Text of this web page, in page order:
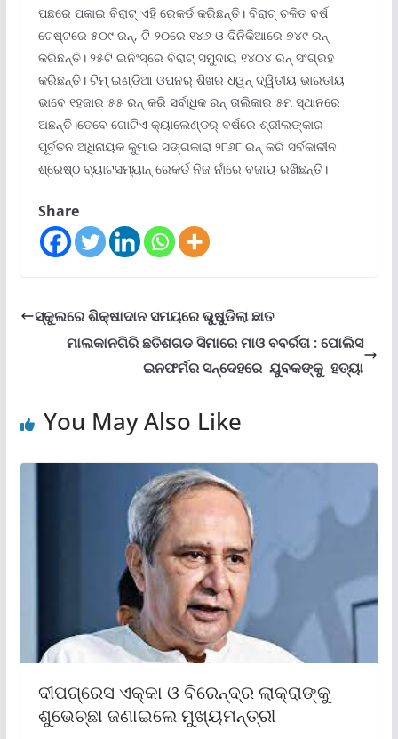
ପଛରେ ପକାଇ ବିରାଟ୍‌ ଏହି ରେକର୍ଡ କରିଛନ୍ତି। ବିରାଟ୍‌ ଚଳିତ ବର୍ଷ
ଟେଷ୍ଟରେ ୫୦୯ ରନ୍‌, ଟି-୨୦ରେ ୧୪୬ ଓ ଦିନିକିଆରେ ୭୪୯ ରନ୍‌
କରିଛନ୍ତି। ୨୫ଟି ଇନିଂସ୍‌ରେ ବିରାଟ୍‌ ସମୁଦାୟ ୧୪୦୪ ରନ୍‌ ସଂଗ୍ରହ
କରିଛନ୍ତି। ଟିମ୍‌ ଇଣ୍ଡିଆ ଓପନର୍‌ ଶିଖର ଧୱନ୍‌ ଦ୍ୱିତୀୟ ଭାରତୀୟ
ଭାବେ ୧ହଜାର ୫୫ ରନ୍‌ କରି ସର୍ବାଧିକ ରନ୍‌ ତାଲିକାର ୫ମ ସ୍ଥାନରେ
ଅଛନ୍ତି।ତେବେ ଗୋଟିଏ କ୍ୟାଲେଣ୍ଡର୍‌ ବର୍ଷରେ ଶ୍ରୀଲଙ୍କାର
ପୂର୍ବତନ ଅଧିନାୟକ କୁମାର ସଙ୍ଗକାରା ୨୮୬୮ ରନ୍‌ କରି ସର୍ବକାଳୀନ
ଶ୍ରେଷ୍ଠ ବ୍ୟାଟସମ୍ୟାନ୍‌ ରେକର୍ଡ ନିଜ ନାଁରେ ବଜାୟ ରଖିଛନ୍ତି।
Share
ସ୍କୁଲରେ ଶିକ୍ଷାଦାନ ସମୟରେ ଭୁଷୁଡିଲା ଛାତ
ମାଲକାନଗିରି ଛତିଶଗଡ ସିମାରେ ମାଓ ବବର୍ରତା : ପୋଲିସ
ଇନଫର୍ମର ସନ୍ଦେହରେ ଯୁବକଙ୍କୁ ହତ୍ୟା
You May Also Like
ଦୀପଗ୍ରେସ ଏକ୍କା ଓ ବିରେନ୍ଦ୍ର ଲାକ୍ରାଙ୍କୁ
ଶୁଭେଚ୍ଛା ଜଣାଇଲେ ମୁଖ୍ୟମନ୍ତ୍ରୀ